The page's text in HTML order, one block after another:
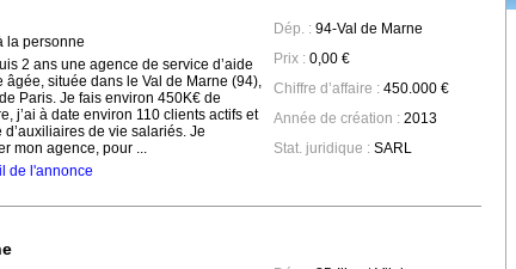
Dép. :94-Val de Marne
Prix :0,00 €
Chiffre d’affaire :450.000 €
Année de création :2013
Stat. juridique :SARL
la personne
2 ans une agence de service d’aide
âgée, située dans le Val de Marne (94),
Paris. Je fais environ 450K€ de
j’ai à date environ 110 clients actifs et
de vie salariés. Je
mon agence, pour ...
de l'annonce